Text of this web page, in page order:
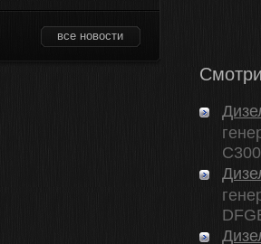
все новости